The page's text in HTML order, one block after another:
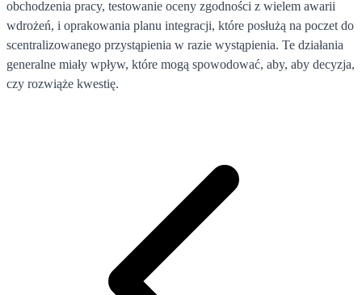
obchodzenia pracy, testowanie oceny zgodności z wielem awarii
wdrożeń, i oprakowania planu integracji, które posłużą na poczet do
scentralizowanego przystąpienia w razie wystąpienia. Te działania
generalne miały wpływ, które mogą spowodować, aby, aby decyzja,
czy rozwiąże kwestię.